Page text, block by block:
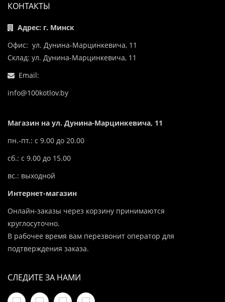
КОНТАКТЫ
Адрес: г. Минск
Офис: ул. Дунина-Марцинкевича, 11
Склад: ул. Дунина-Марцинкевича, 11
Email:
info@100kotlov.by
Магазин на ул. Дунина-Марцинкевича, 11
пн.-пт.: с 9.00 до 20.00
сб.: с 9.00 до 15.00
вс.: выходной
Интернет-магазин
Онлайн-заказы через корзину принимаются
круглосуточно.
В рабочее время вам перезвонит оператор для
подтверждения заказа.
СЛЕДИТЕ ЗА НАМИ